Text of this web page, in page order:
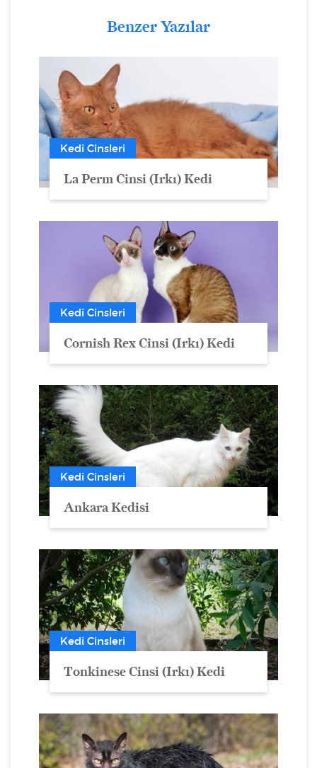
Benzer Yazılar
Kedi Cinsleri
La Perm Cinsi (Irkı) Kedi
Kedi Cinsleri
Cornish Rex Cinsi (Irkı) Kedi
Kedi Cinsleri
Ankara Kedisi
Kedi Cinsleri
Tonkinese Cinsi (Irkı) Kedi